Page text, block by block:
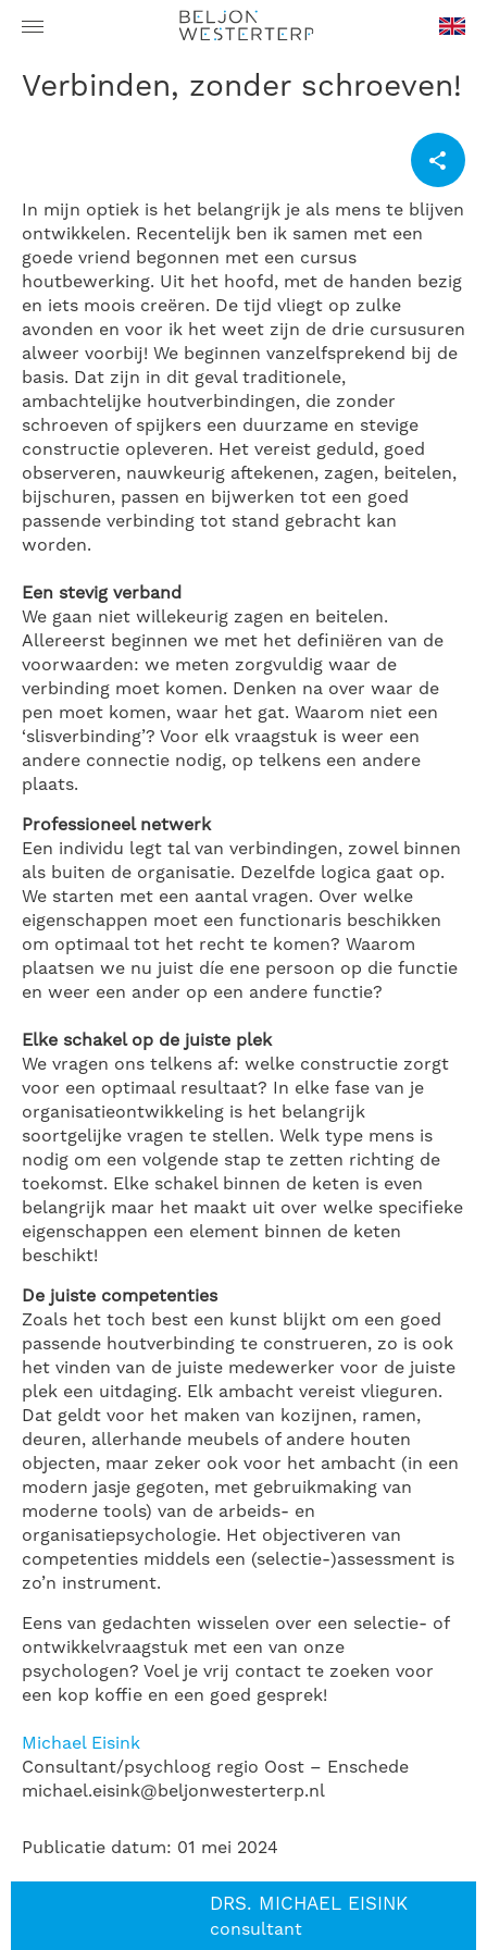
GB
Verbinden, zonder schroeven!
In mijn optiek is het belangrijk je als mens te blijven
ontwikkelen. Recentelijk ben ik samen met een
goede vriend begonnen met een cursus
houtbewerking. Uit het hoofd, met de handen bezig
en iets moois creëren. De tijd vliegt op zulke
avonden en voor ik het weet zijn de drie cursusuren
alweer voorbij! We beginnen vanzelfsprekend bij de
basis. Dat zijn in dit geval traditionele,
ambachtelijke houtverbindingen, die zonder
schroeven of spijkers een duurzame en stevige
constructie opleveren. Het vereist geduld, goed
observeren, nauwkeurig aftekenen, zagen, beitelen,
bijschuren, passen en bijwerken tot een goed
passende verbinding tot stand gebracht kan
worden.
Een stevig verband
We gaan niet willekeurig zagen en beitelen.
Allereerst beginnen we met het definiëren van de
voorwaarden: we meten zorgvuldig waar de
verbinding moet komen. Denken na over waar de
pen moet komen, waar het gat. Waarom niet een
‘slisverbinding’? Voor elk vraagstuk is weer een
andere connectie nodig, op telkens een andere
plaats.
Professioneel netwerk
Een individu legt tal van verbindingen, zowel binnen
als buiten de organisatie. Dezelfde logica gaat op.
We starten met een aantal vragen. Over welke
eigenschappen moet een functionaris beschikken
om optimaal tot het recht te komen? Waarom
plaatsen we nu juist díe ene persoon op die functie
en weer een ander op een andere functie?
Elke schakel op de juiste plek
We vragen ons telkens af: welke constructie zorgt
voor een optimaal resultaat? In elke fase van je
organisatieontwikkeling is het belangrijk
soortgelijke vragen te stellen. Welk type mens is
nodig om een volgende stap te zetten richting de
toekomst. Elke schakel binnen de keten is even
belangrijk maar het maakt uit over welke specifieke
eigenschappen een element binnen de keten
beschikt!
De juiste competenties
Zoals het toch best een kunst blijkt om een goed
passende houtverbinding te construeren, zo is ook
het vinden van de juiste medewerker voor de juiste
plek een uitdaging. Elk ambacht vereist vlieguren.
Dat geldt voor het maken van kozijnen, ramen,
deuren, allerhande meubels of andere houten
objecten, maar zeker ook voor het ambacht (in een
modern jasje gegoten, met gebruikmaking van
moderne tools) van de arbeids- en
organisatiepsychologie. Het objectiveren van
competenties middels een (selectie-)assessment is
zo’n instrument.
Eens van gedachten wisselen over een selectie- of
ontwikkelvraagstuk met een van onze
psychologen? Voel je vrij contact te zoeken voor
een kop koffie en een goed gesprek!
Michael Eisink
Consultant/psychloog regio Oost – Enschede
michael.eisink@beljonwesterterp.nl
Publicatie datum: 01 mei 2024
DRS. MICHAEL EISINK
consultant